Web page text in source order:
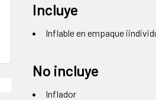
Incluye
Inflable en empaque
No incluye
Inflador